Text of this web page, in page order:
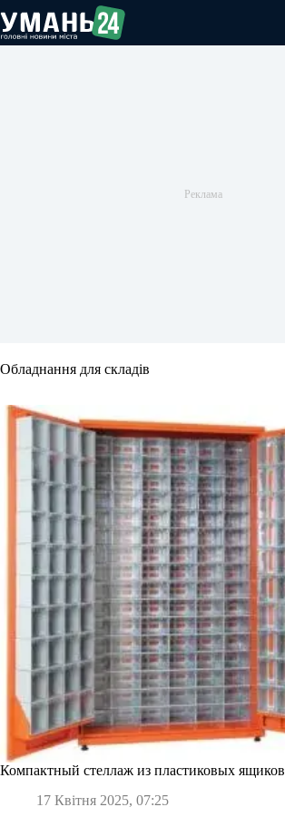
до
вмісту
Обладнання для складів
Компактный стеллаж из пластиковых ящиков
17 Квітня 2025, 07:25